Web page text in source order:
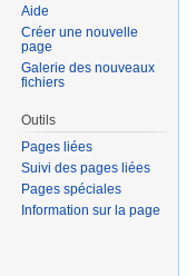
Aide
Créer une nouvelle
page
Galerie des nouveaux
fichiers
Outils
Pages liées
Suivi des pages liées
Pages spéciales
Information sur la page